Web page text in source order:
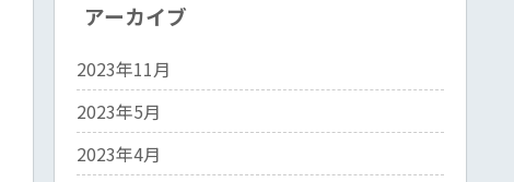
アーカイブ
2023年11月
2023年5月
2023年4月